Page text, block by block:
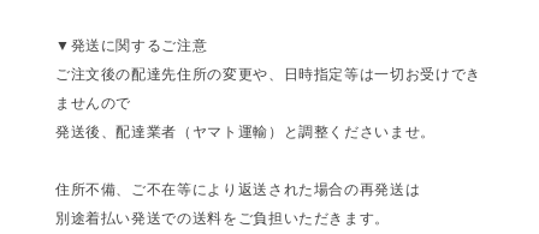
▼発送に関するご注意
ご注文後の配達先住所の変更や、日時指定等は一切お受けでき
ませんので
発送後、配達業者（ヤマト運輸）と調整くださいませ。
住所不備、ご不在等により返送された場合の再発送は
別途着払い発送での送料をご負担いただきます。